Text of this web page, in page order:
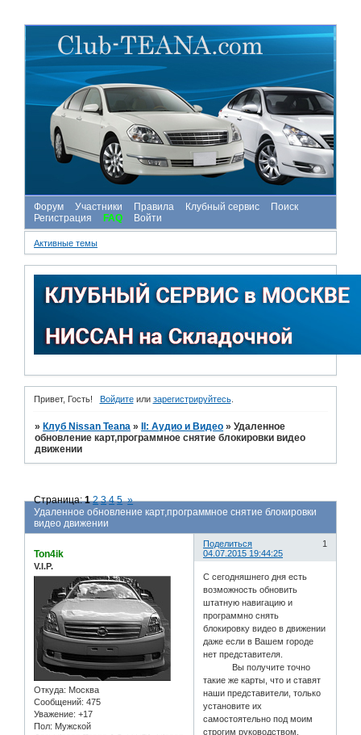
Форум Участники Правила Клубный сервис
Поиск
Регистрация
FAQ Войти
Активные темы
Привет, Гость! Войдитеили зарегистрируйтесь.
» Клуб Nissan Teana » II: Аудио и Bидео »Удаленное
обновление карт,программное снятие блокировки видео
движении
Удаленное обновление карт,программное снятие блокировки
видео движении
Страница:1 2 3 4 5 »
Поделиться
1
04.07.2015 19:44:25
Ton4ik
V.I.P.
Откуда: Москва
Сообщений: 475
Уважение: +17
Пол: Мужской
С сегодняшнего дня есть
возможность обновить
штатную навигацию и
программно снять
блокировку видео в движении
даже если в Вашем городе
нет представителя.
Вы получите точно
такие же карты, что и ставят
наши представители, только
установите их
самостоятельно под моим
строгим руководством.